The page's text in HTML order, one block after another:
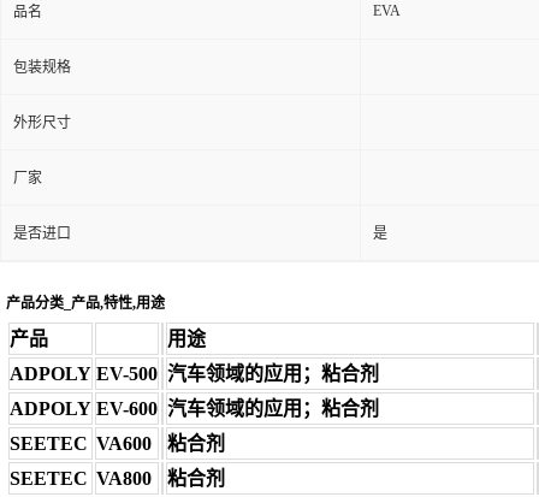
品名 EVA
包装规格
外形尺寸
厂家
是否进口 是
产品分类_产品,特性,用途
产品
用途
ADPOLY EV-500 汽车领域的应用；粘合剂
ADPOLY EV-600 汽车领域的应用；粘合剂
SEETEC VA600
粘合剂
SEETEC VA800
粘合剂